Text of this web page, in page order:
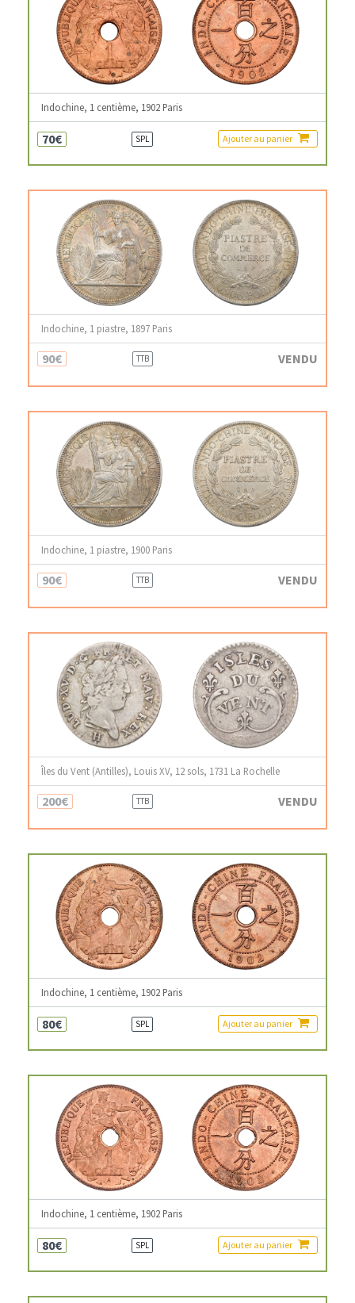
Indochine, 1 centième, 1902 Paris
70€ SPL Ajouter au panier
Indochine, 1 piastre, 1897 Paris
90€ TTB VENDU
Indochine, 1 piastre, 1900 Paris
90€ TTB VENDU
Îles du Vent (Antilles), Louis XV, 12 sols, 1731 La Rochelle
200€ TTB VENDU
Indochine, 1 centième, 1902 Paris
80€ SPL Ajouter au panier
Indochine, 1 centième, 1902 Paris
80€ SPL Ajouter au panier